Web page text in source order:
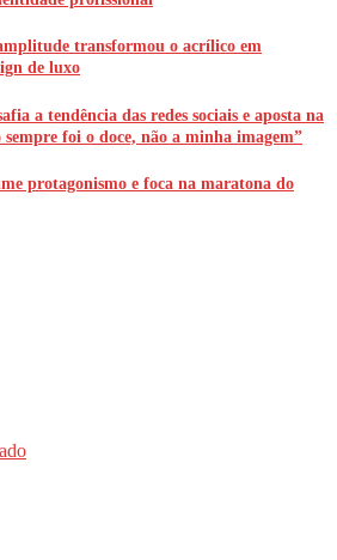
transformou o acrílico em
de luxo
a tendência das redes sociais e aposta na
sempre foi o doce, não a minha imagem”
protagonismo e foca na maratona do